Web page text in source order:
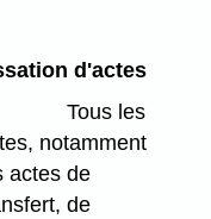
d'actes
Tous les
notamment
actes de
de